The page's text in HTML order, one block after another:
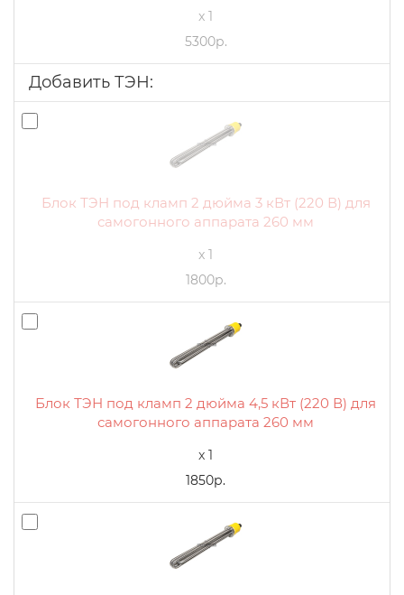
x 1
5300р.
Добавить ТЭН:
Блок ТЭН под кламп 2 дюйма 3 кВт (220 В) для
самогонного аппарата 260 мм
x 1
1800р.
Блок ТЭН под кламп 2 дюйма 4,5 кВт (220 В) для
самогонного аппарата 260 мм
x 1
1850р.